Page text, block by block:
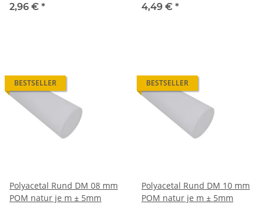
2,96 € *
4,49 € *
BESTSELLER
Polyacetal Rund DM 08 mm
POM natur je m ± 5mm
BESTSELLER
Polyacetal Rund DM 10 mm
POM natur je m ± 5mm